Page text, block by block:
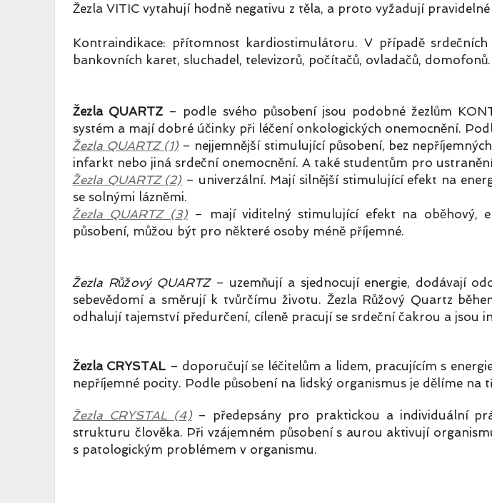
Žezla VITIC vytahují hodně negativu z těla, a proto vyžadují
Kontraindikace: přítomnost kardiostimulátoru. V případě
bankovních karet, sluchadel, televizorů, počítačů, ovladačů, domofonů.
Žezla QUARTZ – podle svého působení jsou podobné žezlům
systém a mají dobré účinky při léčení onkologických onemocnění.
Žezla QUARTZ (1)– nejjemnější stimulující působení, bez
infarkt nebo jiná srdeční onemocnění. A také studentům pro
Žezla QUARTZ (2)– univerzální. Mají silnější stimulující efekt na
se solnými lázněmi.
Žezla QUARTZ (3)– mají viditelný stimulující efekt na oběhový,
působení, můžou být pro některé osoby méně příjemné.
Žezla Růžový QUARTZ– uzemňují a sjednocují energie, dodávají
sebevědomí a směrují k tvůrčímu životu. Žezla Růžový Quartz
odhalují tajemství předurčení, cíleně pracují se srdeční čakrou a jsou
Žezla CRYSTAL – doporučují se léčitelům a lidem, pracujícím s
nepříjemné pocity. Podle působení na lidský organismus je dělíme na
Žezla CRYSTAL (4) – předepsány pro praktickou a individuální
strukturu člověka. Při vzájemném působení s aurou aktivují
s patologickým problémem v organismu.